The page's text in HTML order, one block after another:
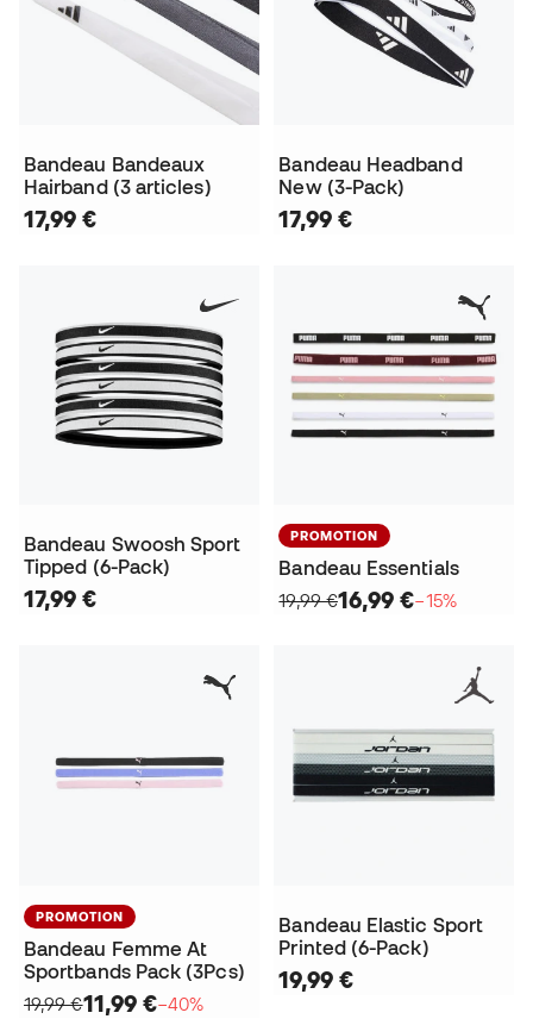
Bandeau Bandeaux
Hairband (3 articles)
17,99 €
Bandeau Headband
New (3-Pack)
17,99 €
Bandeau Swoosh Sport
Tipped (6-Pack)
17,99 €
PROMOTION
Bandeau Essentials
19,99 €16,99 €−15%
PROMOTION
Bandeau Femme At
Sportbands Pack (3Pcs)
19,99 €11,99 €−40%
Bandeau Elastic Sport
Printed (6-Pack)
19,99 €